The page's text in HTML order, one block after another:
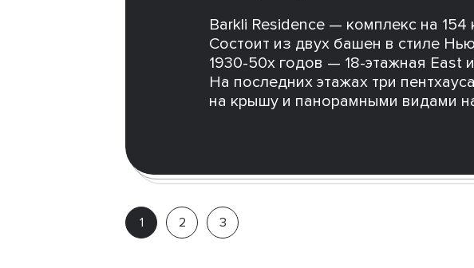
Barkli Residence — комплекс на
Состоит из двух башен в стиле
1930-50х годов — 18-этажная East
На последних этажах три
на крышу и панорамными видами